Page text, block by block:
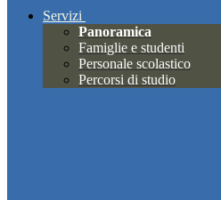
Servizi
Panoramica
Famiglie e studenti
Personale scolastico
Percorsi di studio